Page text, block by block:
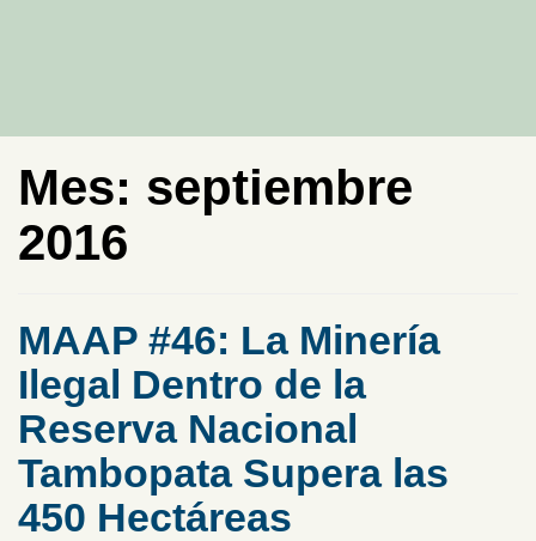
Mes: septiembre
2016
MAAP #46: La Minería
Ilegal Dentro de la
Reserva Nacional
Tambopata Supera las
450 Hectáreas